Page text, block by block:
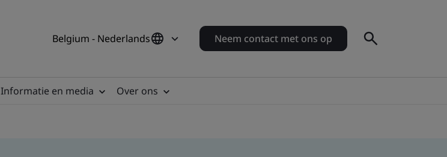
Belgium - Nederlands Neem contact met ons op
Informatie en media Over ons